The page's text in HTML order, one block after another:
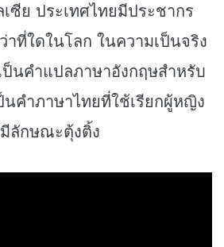
ซีย ประเทศไทยมีประชากร
าที่ใดในโลก ในความเป็นจริง
ป็นคำแปลภาษาอังกฤษสำหรับ
นคำภาษาไทยที่ใช้เรียกผู้หญิง
ลักษณะตุ้งติ้ง